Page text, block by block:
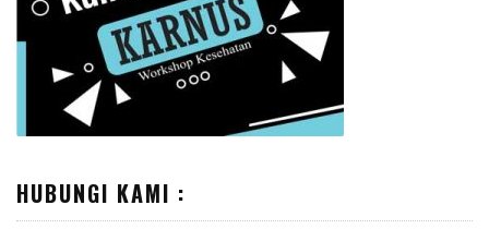
HUBUNGI KAMI :